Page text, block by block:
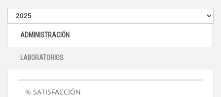
ADMINISTRACIÓN
LABORATORIOS
% SATISFACCIÓN